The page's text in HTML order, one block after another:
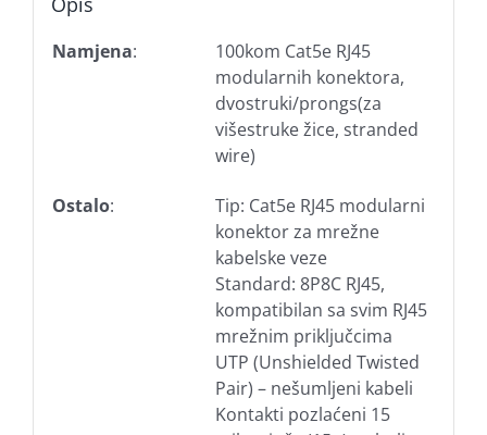
Namjena:
100kom Cat5e RJ45
modularnih konektora,
dvostruki/prongs(za
višestruke žice, stranded
wire)
Ostalo:
Tip: Cat5e RJ45 modularni
konektor za mrežne
kabelske veze
Standard: 8P8C RJ45,
kompatibilan sa svim RJ45
mrežnim priključcima
UTP (Unshielded Twisted
Pair) – nešumljeni kabeli
Kontakti pozlaćeni 15